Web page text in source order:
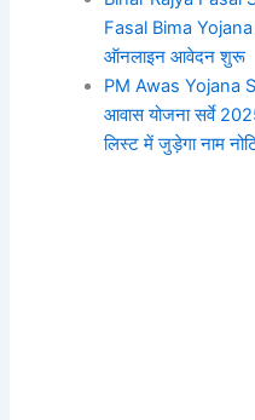
Fasal Bima Yojana
ऑनलाइन आवेदन शुरू
PM Awas Yojana
आवास योजना सर्वे
लिस्ट में जुड़ेगा नाम